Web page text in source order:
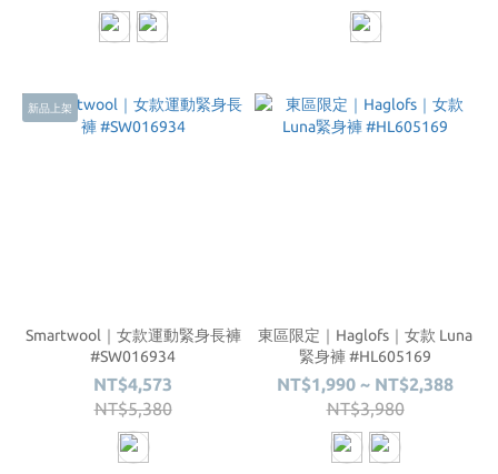
新品上架
Smartwool｜女款運動緊身長褲
#SW016934
NT$4,573
NT$5,380
東區限定｜Haglofs｜女款 Luna
緊身褲 #HL605169
NT$1,990 ~ NT$2,388
NT$3,980